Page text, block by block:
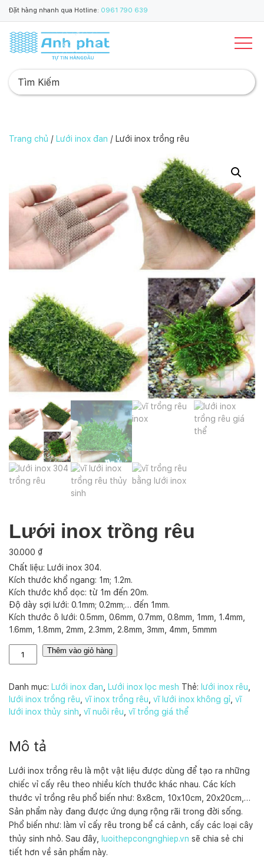
Đặt hàng nhanh qua Hotline: 0961 790 639
Trang chủ / Lưới inox đan / Lưới inox trồng rêu
Lưới inox trồng rêu
30.000 ₫
Chất liệu: Lưới inox 304.
Kích thước khổ ngang: 1m; 1.2m.
Kích thước khổ dọc: từ 1m đến 20m.
Độ dày sợi lưới: 0.1mm; 0.2mm;… đến 1mm.
Kích thước ô lưới: 0.5mm, 0.6mm, 0.7mm, 0.8mm, 1mm, 1.4mm,
1.6mm, 1.8mm, 2mm, 2.3mm, 2.8mm, 3mm, 4mm, 5mmm
ư
n
ồ
n
g
r
ê
u
s
Thêm vào giỏ hàng
Danh mục: Lưới inox đan Lưới inox lọc mesh Thẻ: lưới inox rêu
lưới inox trồng rêu vĩ inox trồng rêu vĩ lưới inox không gỉ vĩ
lưới inox thủy sinh vĩ nuôi rêu vĩ trồng giá thể
Mô tả
Lưới inox trồng rêu là một vật liệu được dùng để tạo ra những
chiếc vỉ cấy rêu theo nhiều kích thước khác nhau. Các kích
thước vỉ trồng rêu phổ biến như: 8x8cm, 10x10cm, 20x20cm,…
Sản phẩm này đang được ứng dụng rộng rãi trong đời sống.
Phổ biến như: làm vỉ cấy rêu trong bể cá cảnh, cấy các loại cây
thủy sinh nhỏ. Sau đây,
luoithepcongnghiep.vn sẽ chia sẻ chi
tiết hơn về sản phẩm này.